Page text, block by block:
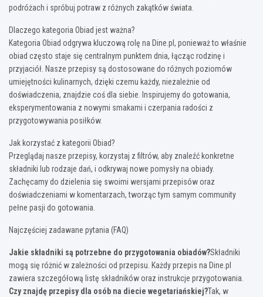
podróżach i spróbuj potraw z różnych zakątków świata.
Dlaczego kategoria Obiad jest ważna?
Kategoria Obiad odgrywa kluczową rolę na Dine.pl, ponieważ to właśnie
obiad często staje się centralnym punktem dnia, łącząc rodzinę i
przyjaciół. Nasze przepisy są dostosowane do różnych poziomów
umiejętności kulinarnych, dzięki czemu każdy, niezależnie od
doświadczenia, znajdzie coś dla siebie. Inspirujemy do gotowania,
eksperymentowania z nowymi smakami i czerpania radości z
przygotowywania posiłków.
Jak korzystać z kategorii Obiad?
Przeglądaj nasze przepisy, korzystaj z filtrów, aby znaleźć konkretne
składniki lub rodzaje dań, i odkrywaj nowe pomysły na obiady.
Zachęcamy do dzielenia się swoimi wersjami przepisów oraz
doświadczeniami w komentarzach, tworząc tym samym community
pełne pasji do gotowania.
Najczęściej zadawane pytania (FAQ)
Jakie składniki są potrzebne do przygotowania obiadów?Składniki
mogą się różnić w zależności od przepisu. Każdy przepis na Dine.pl
zawiera szczegółową listę składników oraz instrukcje przygotowania.
Czy znajdę przepisy dla osób na diecie wegetariańskiej?Tak, w